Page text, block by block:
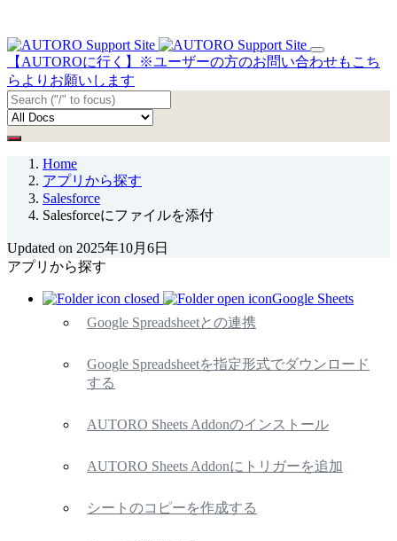
【AUTOROに行く】※ユーザーの方のお問い合わせもこち
らよりお願いします
Home
アプリから探す
Salesforce
Salesforceにファイルを添付
Updated on 2025年10月6日
アプリから探す
Google Sheets
Google Spreadsheetとの連携
Google Spreadsheetを指定形式でダウンロード
する
AUTORO Sheets Addonのインストール
AUTORO Sheets Addonにトリガーを追加
シートのコピーを作成する